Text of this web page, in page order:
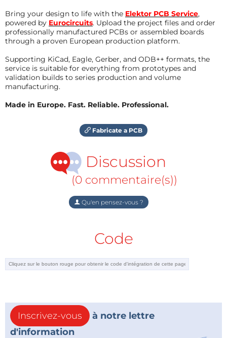
Bring your design to life with the Elektor PCB Service,
powered by Eurocircuits. Upload the project files and order
professionally manufactured PCBs or assembled boards
through a proven European production platform.
Supporting KiCad, Eagle, Gerber, and ODB++ formats, the
service is suitable for everything from prototypes and
validation builds to series production and volume
manufacturing.
Made in Europe. Fast. Reliable. Professional.
Fabricate a PCB
Discussion
(0 commentaire(s))
Qu'en pensez-vous ?
Code
Inscrivez-vous
à notre lettre
d'information